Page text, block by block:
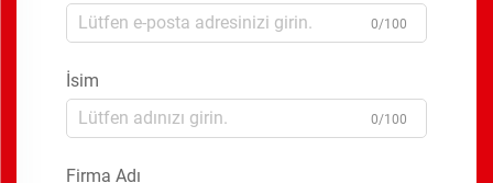
0/100
İsim
0/100
Firma Adı